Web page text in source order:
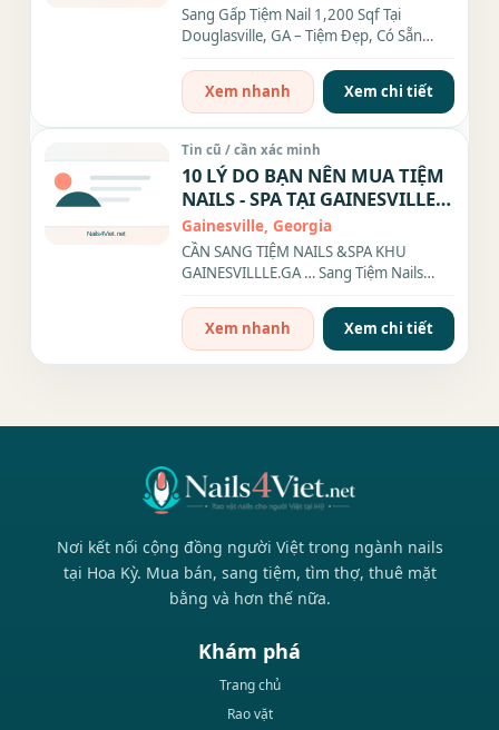
Sang Gấp Tiệm Nail 1,200 Sqf Tại
Douglasville, GA – Tiệm Đẹp, Có Sẵn
Xem nhanh
Xem chi tiết
Tin cũ / cần xác minh
10 LÝ DO BẠN NÊN MUA TIỆM
NAILS - SPA TẠI GAINESVILLE,
GA
Gainesville, Georgia
CẦN SANG TIỆM NAILS &SPA KHU
GAINESVILLLE.GA … Sang Tiệm Nails
Từ...
Xem nhanh Xem chi tiết
Nơi kết nối cộng đồng người Việt trong ngành nails
tại Hoa Kỳ. Mua bán, sang tiệm, tìm thợ, thuê mặt
bằng và hơn thế nữa.
Khám phá
Trang chủ
Rao vặt